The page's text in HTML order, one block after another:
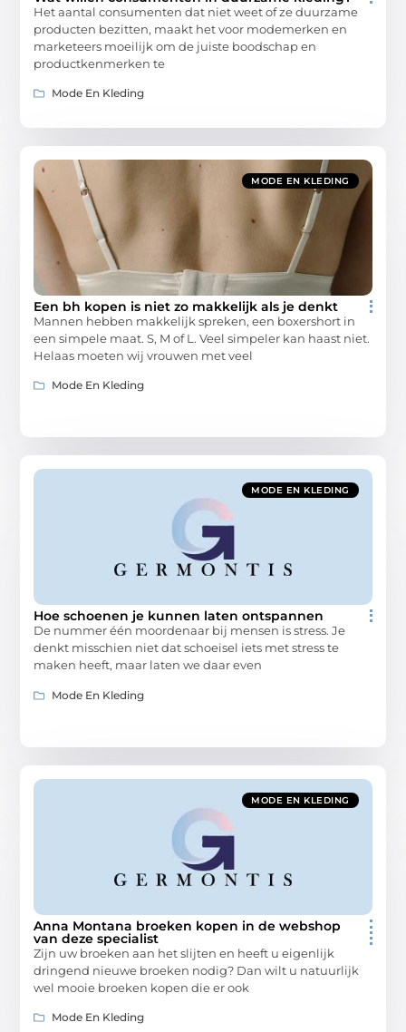
Het aantal consumenten dat niet weet of ze duurzame
producten bezitten, maakt het voor modemerken en
marketeers moeilijk om de juiste boodschap en
productkenmerken te
Mode En Kleding
MODE EN KLEDING
Een bh kopen is niet zo makkelijk als je denkt
Mannen hebben makkelijk spreken, een boxershort in
een simpele maat. S, M of L. Veel simpeler kan haast niet.
Helaas moeten wij vrouwen met veel
Mode En Kleding
MODE EN KLEDING
Hoe schoenen je kunnen laten ontspannen
De nummer één moordenaar bij mensen is stress. Je
denkt misschien niet dat schoeisel iets met stress te
maken heeft, maar laten we daar even
Mode En Kleding
MODE EN KLEDING
Anna Montana broeken kopen in de webshop
van deze specialist
Zijn uw broeken aan het slijten en heeft u eigenlijk
dringend nieuwe broeken nodig? Dan wilt u natuurlijk
wel mooie broeken kopen die er ook
Mode En Kleding